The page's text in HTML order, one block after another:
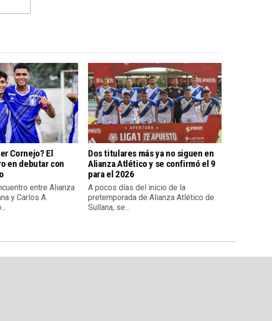
Cornejo? El
en debutar con
entre Alianza
y Carlos A.
Dos titulares más ya no siguen en
Alianza Atlético y se confirmó el 9
para el 2026
A pocos días del inicio de la
pretemporada de Alianza Atlético de
Sullana, se...